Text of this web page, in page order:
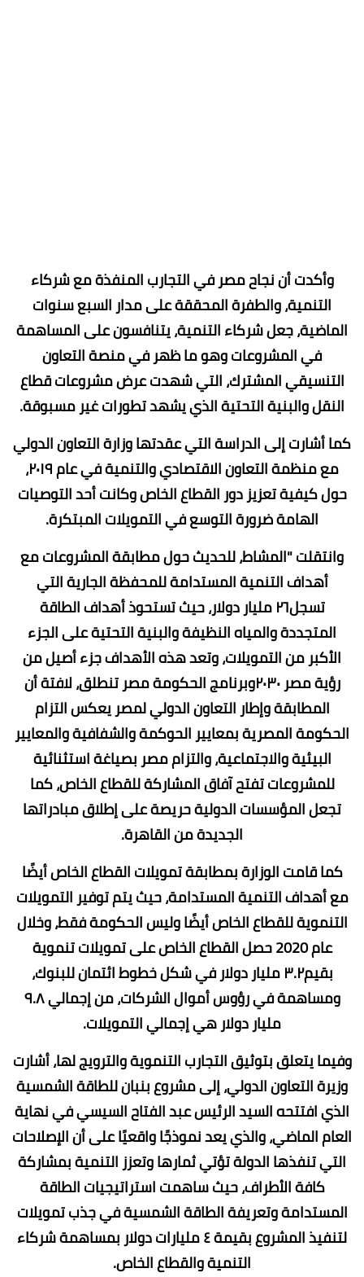
وأكدت أن نجاح مصر في التجارب المنفذة مع شركاء
التنمية، والطفرة المحققة على مدار السبع سنوات
الماضية، جعل شركاء التنمية، يتنافسون على المساهمة
في المشروعات وهو ما ظهر في منصة التعاون
التنسيقي المشترك، التي شهدت عرض مشروعات قطاع
النقل والبنية التحتية الذي يشهد تطورات غير مسبوقة.
كما أشارت إلى الدراسة التي عقدتها وزارة التعاون الدولي
مع منظمة التعاون الاقتصادي والتنمية في عام ٢٠١٩،
حول كيفية تعزيز دور القطاع الخاص وكانت أحد التوصيات
الهامة ضرورة التوسع في التمويلات المبتكرة.
وانتقلت "المشاط، للحديث حول مطابقة المشروعات مع
أهداف التنمية المستدامة للمحفظة الجارية التي
تسجل٢٦ مليار دولار، حيث تستحوذ أهداف الطاقة
المتجددة والمياه النظيفة والبنية التحتية على الجزء
الأكبر من التمويلات، وتعد هذه الأهداف جزء أصيل من
رؤية مصر ٢٠٣٠وبرنامج الحكومة مصر تنطلق، لافتة أن
المطابقة وإطار التعاون الدولي لمصر يعكس التزام
الحكومة المصرية بمعايير الحوكمة والشفافية والمعايير
البيئية والاجتماعية، والتزام مصر بصياغة استثنائية
للمشروعات تفتح آفاق المشاركة للقطاع الخاص، كما
تجعل المؤسسات الدولية حريصة على إطلاق مبادراتها
الجديدة من القاهرة.
كما قامت الوزارة بمطابقة تمويلات القطاع الخاص أيضًا
مع أهداف التنمية المستدامة، حيث يتم توفير التمويلات
التنموية للقطاع الخاص أيضًا وليس الحكومة فقط، وخلال
عام 2020 حصل القطاع الخاص على تمويلات تنموية
بقيم٣.٢ مليار دولار في شكل خطوط ائتمان للبنوك،
ومساهمة في رؤوس أموال الشركات، من إجمالي ٩.٨
مليار دولار هي إجمالي التمويلات.
وفيما يتعلق بتوثيق التجارب التنموية والترويج لها، أشارت
وزيرة التعاون الدولي، إلى مشروع بنبان للطاقة الشمسية
الذي افتتحه السيد الرئيس عبد الفتاح السيسي في نهاية
العام الماضي، والذي يعد نموذجًا واقعيًا على أن الإصلاحات
التي تنفذها الدولة تؤتي ثمارها وتعزز التنمية بمشاركة
كافة الأطراف، حيث ساهمت استراتيجيات الطاقة
المستدامة وتعريفة الطاقة الشمسية في جذب تمويلات
لتنفيذ المشروع بقيمة ٤ مليارات دولار بمساهمة شركاء
التنمية والقطاع الخاص.